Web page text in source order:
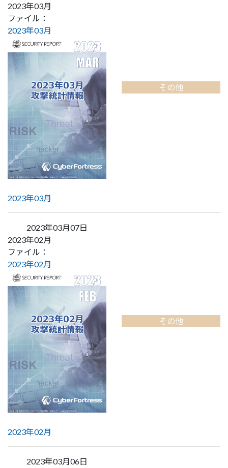
2023年03月
ファイル：
2023年03月
その他
2023年03月
2023年03月07日
2023年02月
ファイル：
2023年02月
その他
2023年02月
2023年03月06日